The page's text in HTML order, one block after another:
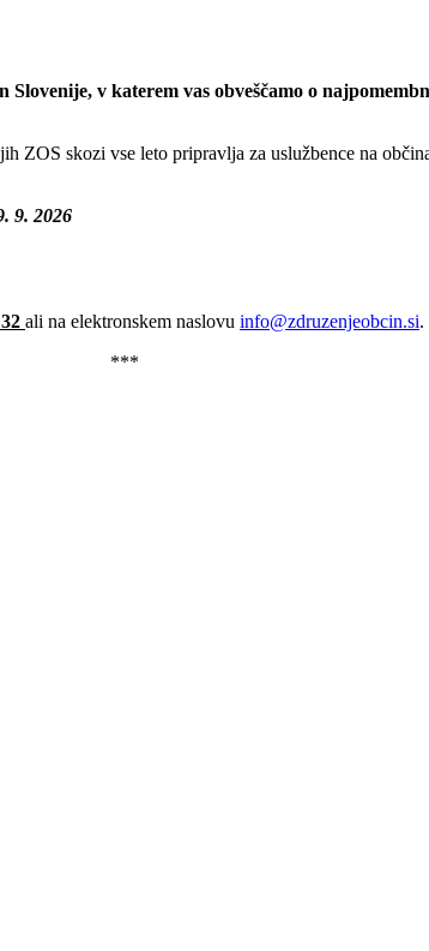
v katerem vas obveščamo o
ZOS skozi vse leto pripravlja za uslužbence na
9. 2026
ali na elektronskem naslovu info@zdruzenjeobcin.si.
***